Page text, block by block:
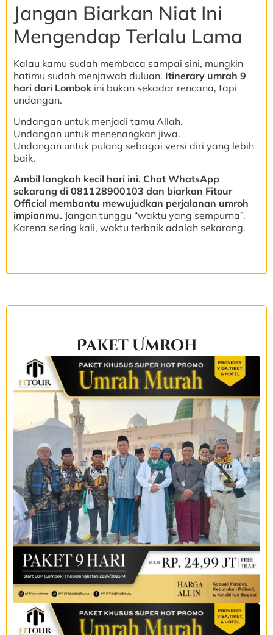
Jangan Biarkan Niat Ini
Mengendap Terlalu Lama
Kalau kamu sudah membaca sampai sini, mungkin
hatimu sudah menjawab duluan. Itinerary umrah 9
hari dari Lombok ini bukan sekadar rencana, tapi
undangan.
Undangan untuk menjadi tamu Allah.
Undangan untuk menenangkan jiwa.
Undangan untuk pulang sebagai versi diri yang lebih
baik.
Ambil langkah kecil hari ini. Chat WhatsApp
sekarang di 081128900103 dan biarkan Fitour
Official membantu mewujudkan perjalanan umroh
impianmu. Jangan tunggu “waktu yang sempurna”.
Karena sering kali, waktu terbaik adalah sekarang.
Paket Umroh